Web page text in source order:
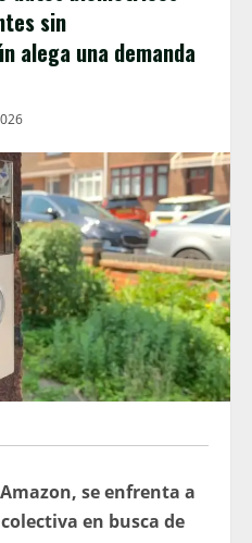
sin
alega una demanda
se enfrenta a
en busca de